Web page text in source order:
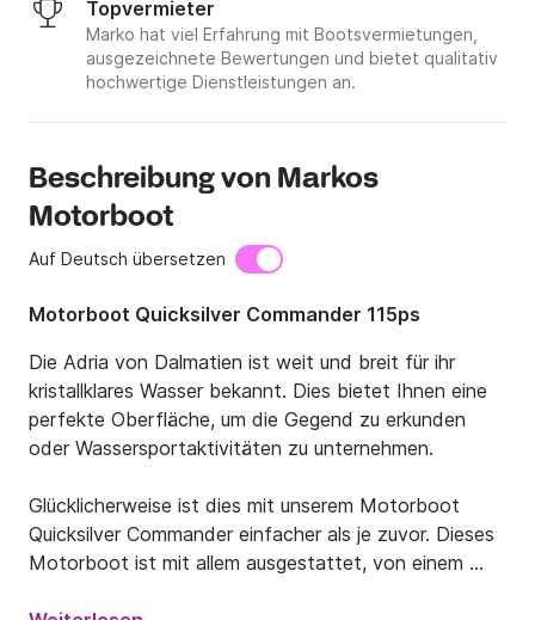
Topvermieter
Marko hat viel Erfahrung mit Bootsvermietungen,
ausgezeichnete Bewertungen und bietet qualitativ
hochwertige Dienstleistungen an.
Beschreibung von Markos
Motorboot
Auf Deutsch übersetzen
Motorboot Quicksilver Commander 115ps
Die Adria von Dalmatien ist weit und breit für ihr
kristallklares Wasser bekannt. Dies bietet Ihnen eine
perfekte Oberfläche, um die Gegend zu erkunden
oder Wassersportaktivitäten zu unternehmen.
Glücklicherweise ist dies mit unserem Motorboot
Quicksilver Commander einfacher als je zuvor. Dieses
Motorboot ist mit allem ausgestattet, von einem